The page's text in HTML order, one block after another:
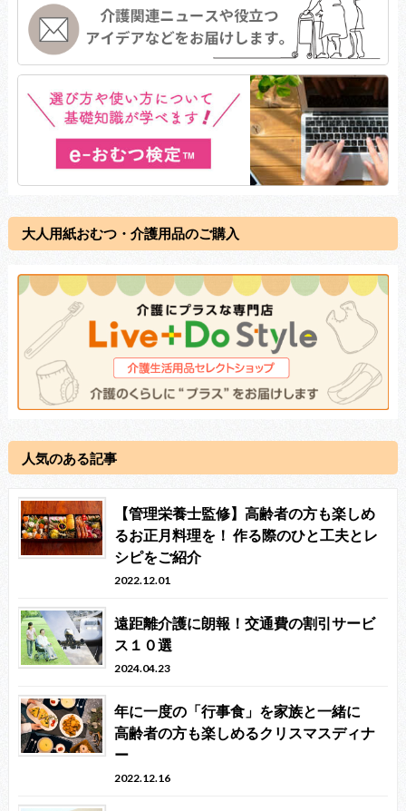
大人用紙おむつ・介護用品のご購入
人気のある記事
【管理栄養士監修】高齢者の方も楽しめ
るお正月料理を！ 作る際のひと工夫とレ
シピをご紹介
2022.12.01
遠距離介護に朗報！交通費の割引サービ
ス１０選
2024.04.23
年に一度の「行事食」を家族と一緒に
高齢者の方も楽しめるクリスマスディナ
ー
2022.12.16